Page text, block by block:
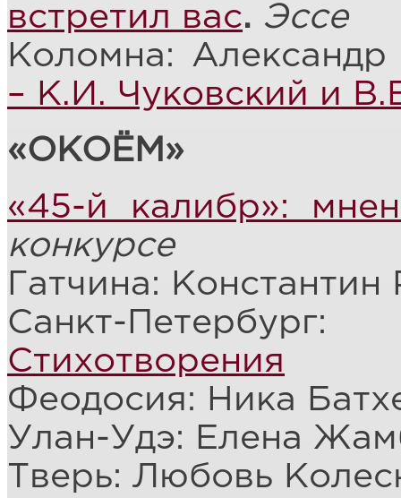
встретил вас. Эссе
Коломна:
– К.И. Чуковский и
«ОКОЁМ»
«45-й калибр»:
конкурсе
Гатчина:
Санкт-
Стихотворения
Феодосия: Ника
Улан-Удэ: Елена
Тверь: Любовь